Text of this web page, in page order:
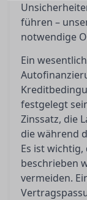
führen –
notwendige
Ein
festgelegt
Zinssatz, die
die während
Es ist
beschrieben
vermeiden.